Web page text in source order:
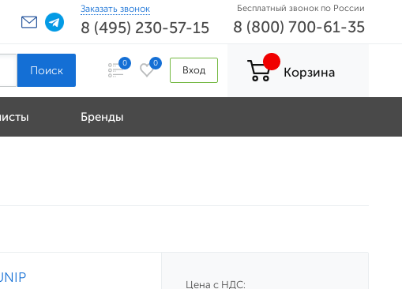
Заказать звонок
8 (495) 230-57-15
Бесплатный звонок по России
8 (800) 700-61-35
0 0
Вход Корзина
Бренды
Цена с НДС: